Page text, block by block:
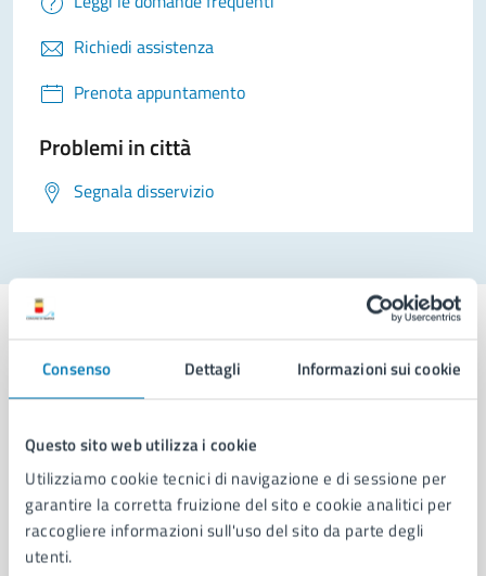
Consenso Dettagli Informazioni sui cookie
Questo sito web utilizza i cookie
Utilizziamo cookie tecnici di navigazione e di sessione per
garantire la corretta fruizione del sito e cookie analitici per
raccogliere informazioni sull'uso del sito da parte degli
utenti.
Richiedi assistenza
Prenota appuntamento
Problemi in città
Segnala disservizio
Comune di Napoli
AMMINISTRAZIONE
Aree amministrative
Organi di governo
Municipalità